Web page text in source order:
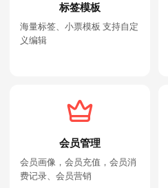
标签模板
海量标签、小票模板 支持自定
义编辑
会员管理
会员画像，会员充值，会员消
费记录、会员营销